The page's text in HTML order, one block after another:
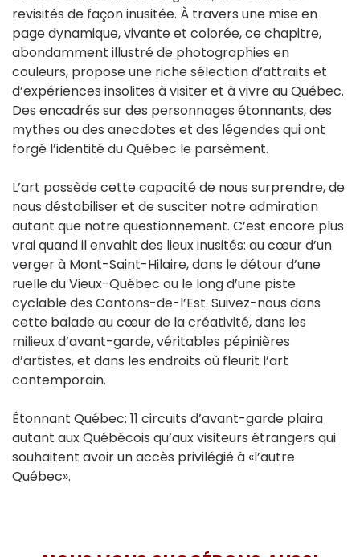
revisités de façon inusitée. À travers une mise en
page dynamique, vivante et colorée, ce chapitre,
abondamment illustré de photographies en
couleurs, propose une riche sélection d’attraits et
d’expériences insolites à visiter et à vivre au Québec.
Des encadrés sur des personnages étonnants, des
mythes ou des anecdotes et des légendes qui ont
forgé l’identité du Québec le parsèment.
L’art possède cette capacité de nous surprendre, de
nous déstabiliser et de susciter notre admiration
autant que notre questionnement. C’est encore plus
vrai quand il envahit des lieux inusités: au cœur d’un
verger à Mont-Saint-Hilaire, dans le détour d’une
ruelle du Vieux-Québec ou le long d’une piste
cyclable des Cantons-de-l’Est. Suivez-nous dans
cette balade au cœur de la créativité, dans les
milieux d’avant-garde, véritables pépinières
d’artistes, et dans les endroits où fleurit l’art
contemporain.
Étonnant Québec: 11 circuits d’avant-garde plaira
autant aux Québécois qu’aux visiteurs étrangers qui
souhaitent avoir un accès privilégié à «l’autre
Québec».